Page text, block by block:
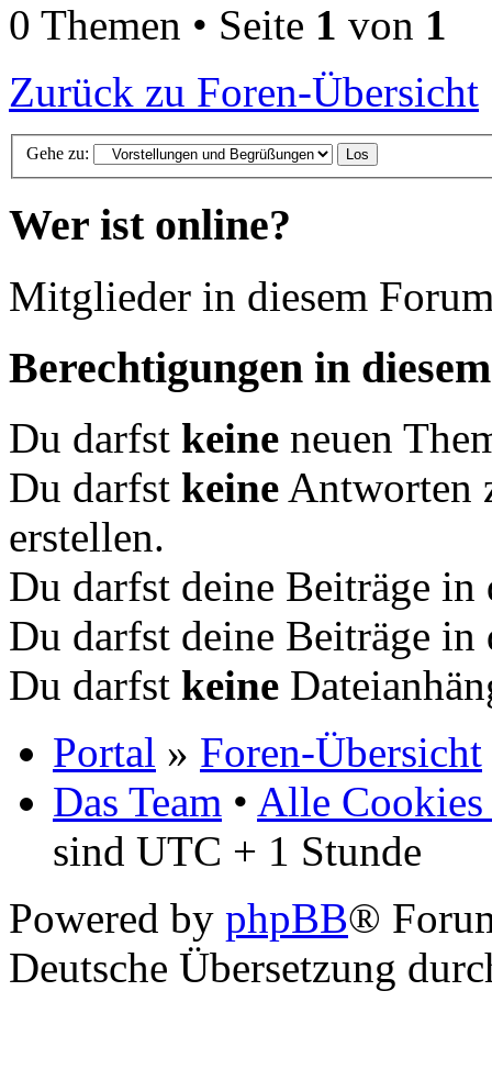
0 Themen • Seite 1 von 1
Zurück zu Foren-Übersicht
Gehe zu:
Wer ist online?
Mitglieder in diesem
Berechtigungen in
Du darfst keine neuen
Du darfst keine Antworten
erstellen.
Du darfst deine Beiträge
Du darfst deine Beiträge
Du darfst keine
Portal » Foren-Übersicht
Das Team • Alle Cookies
sind UTC + 1 Stunde
Powered by phpBB®
Deutsche Übersetzung